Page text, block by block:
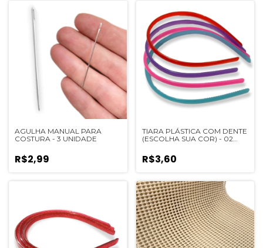
AGULHA MANUAL PARA
COSTURA - 3 UNIDADE
R$2,99
TIARA PLÁSTICA COM DENTE
(ESCOLHA SUA COR) - 02
R$3,60